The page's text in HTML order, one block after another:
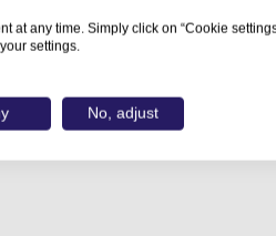
at any time. Simply click on “Cookie
settings.
No, adjust